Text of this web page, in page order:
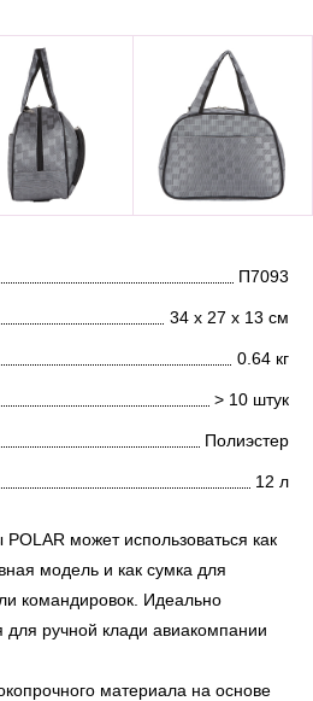
П7093
34 х 27 х 13 см
0.64 кг
> 10 штук
Полиэстер
12 л
может использоваться как
модель и как сумка для
командировок. Идеально
для ручной клади авиакомпании
материала на основе